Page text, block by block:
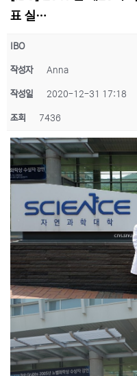
표 실…
IBO
작성자 Anna
작성일 2020-12-31 17:18
조회 7436